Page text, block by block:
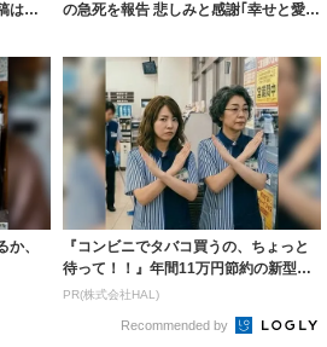
は
の急死を報告 悲しみと感謝｢幸せと愛と
か、
『コンビニでタバコ買うの、ちょっと
待って！！』年間11万円節約の新型タ
バコ
PR(株式会社HAL)
Recommended by